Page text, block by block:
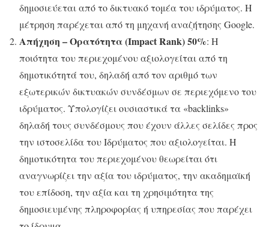
δημοσιεύεται από το δικτυακό τομέα του ιδρύματος. Η
μέτρηση παρέχεται από τη μηχανή αναζήτησης Google.
Απήχηση – Ορατότητα (Impact Rank) 50%: Η
ποιότητα του περιεχομένου αξιολογείται από τη
δημοτικότητά του, δηλαδή από τον αριθμό των
εξωτερικών δικτυακών συνδέσμων σε περιεχόμενο του
ιδρύματος. Υπολογίζει ουσιαστικά τα «backlinks»
δηλαδή τους συνδέσμους που έχουν άλλες σελίδες προς
την ιστοσελίδα του Ιδρύματος που αξιολογείται. Η
δημοτικότητα του περιεχομένου θεωρείται ότι
αναγνωρίζει την αξία του ιδρύματος, την ακαδημαϊκή
του επίδοση, την αξία και τη χρησιμότητα της
δημοσιευμένης πληροφορίας ή υπηρεσίας που παρέχει